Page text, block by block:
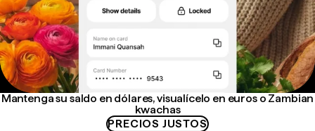
Mantenga su saldo en dólares, visualícelo en euros o Zambian
kwachas
PRECIOS JUSTOS